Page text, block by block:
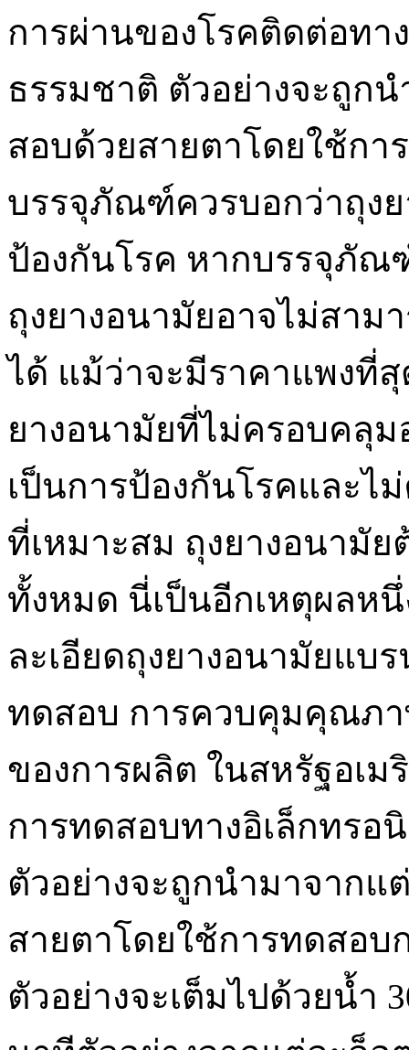
การผ่านของโรคติดต่อท
ธรรมชาติ ตัวอย่างจะถูก
สอบด้วยสายตาโดยใช้กา
บรรจุภัณฑ์ควรบอกว่าถุง
ป้องกันโรค หากบรรจุภัณ
ถุงยางอนามัยอาจไม่สาม
ได้ แม้ว่าจะมีราคาแพงที่
ยางอนามัยที่ไม่ครอบคลุ
เป็นการป้องกันโรคและไ
ที่เหมาะสม ถุงยางอนามั
ทั้งหมด นี่เป็นอีกเหตุผลห
ละเอียดถุงยางอนามัยแบ
ทดสอบ การควบคุมคุณภ
ของการผลิต ในสหรัฐอเ
การทดสอบทางอิเล็กทรอ
ตัวอย่างจะถูกนำมาจากแ
สายตาโดยใช้การทดสอบ
ตัวอย่างจะเต็มไปด้วยน้ำ